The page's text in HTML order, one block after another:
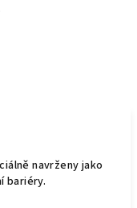
navrženy jako
bariéry.